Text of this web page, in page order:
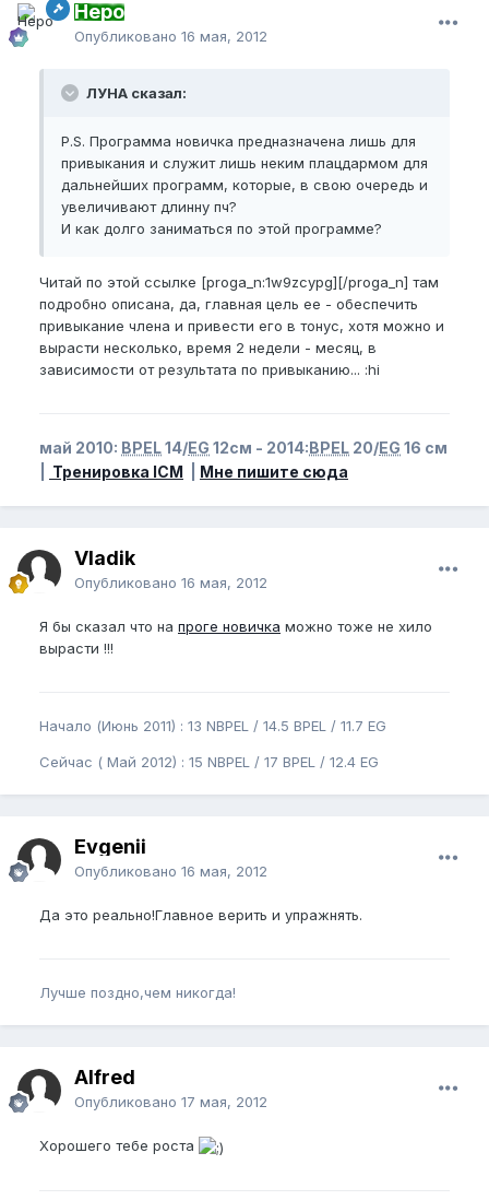
Неро
Опубликовано 16 мая, 2012
ЛУНА сказал:
P.S. Программа новичка предназначена лишь для
привыкания и служит лишь неким плацдармом для
дальнейших программ, которые, в свою очередь и
увеличивают длинну пч?
И как долго заниматься по этой программе?
Читай по этой ссылке [proga_n:1w9zcypg][/proga_n] там
подробно описана, да, главная цель ее - обеспечить
привыкание члена и привести его в тонус, хотя можно и
вырасти несколько, время 2 недели - месяц, в
зависимости от результата по привыканию... :hi
май 2010: BPEL14/EG 12см - 2014:BPEL 20/EG 16 см
Тренировка ICM Мне пишите сюда
Vladik
Опубликовано 16 мая, 2012
Я бы сказал что на проге новичка можно тоже не хило
вырасти !!!
Начало (Июнь 2011) : 13 NBPEL / 14.5 BPEL / 11.7 EG
Сейчас ( Май 2012) : 15 NBPEL / 17 BPEL / 12.4 EG
Evgenii
Опубликовано 16 мая, 2012
Да это реально!Главное верить и упражнять.
Лучше поздно,чем никогда!
Alfred
Опубликовано 17 мая, 2012
Хорошего тебе роста